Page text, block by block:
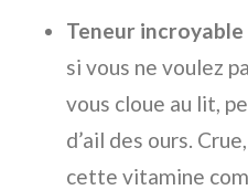
Teneur incroyable
si vous ne voulez
vous cloue au lit,
d’ail des ours.
cette vitamine